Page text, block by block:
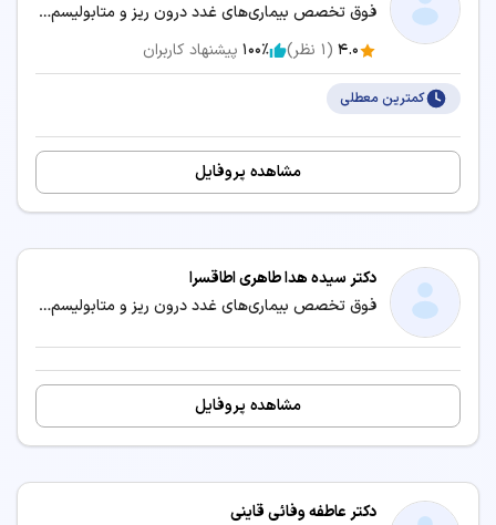
فوق تخصص بیماری‌های غدد درون ریز و متابولیسم (اندوکرینولوژی) / متخصص بیماری‌های داخلی
4.0
(
1 نظر) 100٪ پیشنهاد کاربران
کمترین معطلی
مشاهده پروفایل
دکتر سیده هدا طاهری اطاقسرا
فوق تخصص بیماری‌های غدد درون ریز و متابولیسم (اندوکرینولوژی) / متخصص بیماری‌های داخلی
مشاهده پروفایل
دکتر عاطفه وفائی قاینی